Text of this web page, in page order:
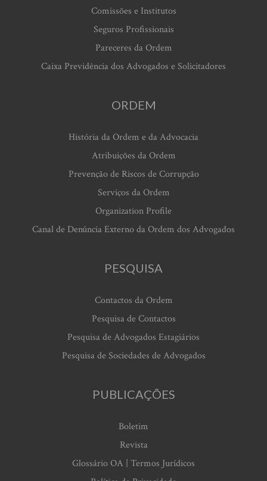
Comissões e Institutos
Seguros Profissionais
Pareceres da Ordem
Caixa Previdência dos Advogados e Solicitadores
ORDEM
História da Ordem e da Advocacia
Atribuições da Ordem
Prevenção de Riscos de Corrupção
Serviços da Ordem
Organization Profile
Canal de Denúncia Externo da Ordem dos Advogados
PESQUISA
Contactos da Ordem
Pesquisa de Contactos
Pesquisa de Advogados Estagiários
Pesquisa de Sociedades de Advogados
PUBLICAÇÕES
Boletim
Revista
Glossário OA | Termos Jurídicos